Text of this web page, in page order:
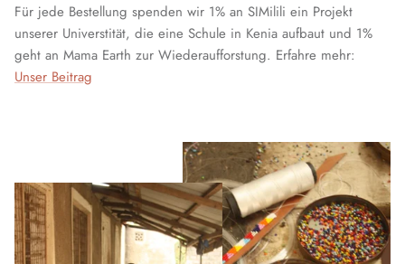
Für jede Bestellung spenden wir 1% an SIMilili ein Projekt
unserer Universtität, die eine Schule in Kenia aufbaut und 1%
geht an Mama Earth zur Wiederaufforstung. Erfahre mehr:
Unser Beitrag